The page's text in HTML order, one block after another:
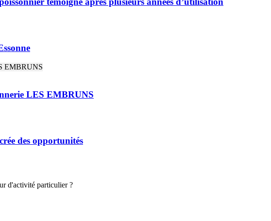
LES EMBRUNS
des opportunités
d'activité particulier ?